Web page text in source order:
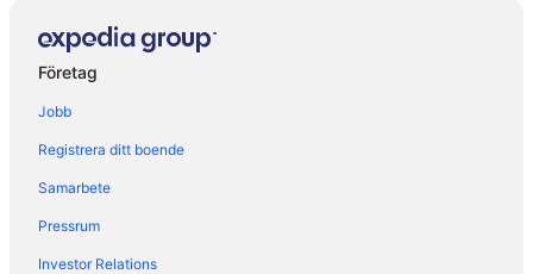
Hotell i Pisa
Hotell i Quercianella
Hotell i Rosignano Solvay
Hotell i San Giuliano Terme
Företag
Jobb
Registrera ditt boende
Samarbete
Pressrum
Investor Relations